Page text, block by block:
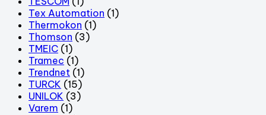
Tex Automation (1)
Thermokon (1)
Thomson (3)
TMEIC (1)
Tramec (1)
Trendnet (1)
TURCK (15)
UNILOK (3)
Varem (1)